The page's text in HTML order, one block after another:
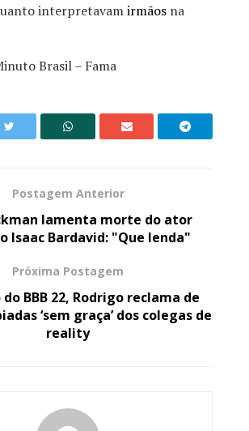
interpretavamirmãos na
Brasil – Fama
Postagem Anterior
lamenta morte do ator
Isaac Bardavid: "Que lenda"
Próxima Postagem
BBB 22, Rodrigo reclama de
‘sem graça’ dos colegas de
reality